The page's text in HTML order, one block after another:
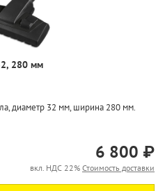
280 мм
диаметр 32 мм, ширина 280 мм.
6 800 ₽
вкл. НДС 22% Стоимость доставки